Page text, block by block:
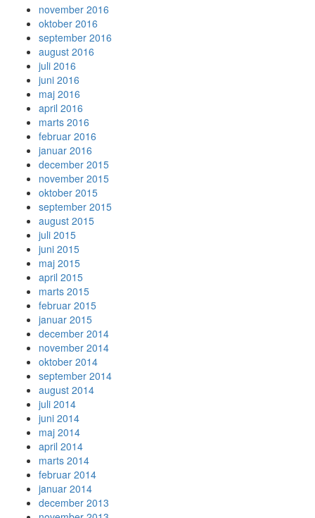
november 2016
oktober 2016
september 2016
august 2016
juli 2016
juni 2016
maj 2016
april 2016
marts 2016
februar 2016
januar 2016
december 2015
november 2015
oktober 2015
september 2015
august 2015
juli 2015
juni 2015
maj 2015
april 2015
marts 2015
februar 2015
januar 2015
december 2014
november 2014
oktober 2014
september 2014
august 2014
juli 2014
juni 2014
maj 2014
april 2014
marts 2014
februar 2014
januar 2014
december 2013